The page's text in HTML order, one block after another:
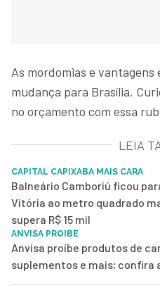
As mordomias e
mudança para Brasília.
no orçamento com essa
LEIA
CAPITAL CAPIXABA MAIS CARA
Balneário Camboriú ficou
Vitória ao metro quadrado
supera R$ 15 mil
ANVISA PROIBE
Anvisa proíbe produtos de
suplementos e mais; confira